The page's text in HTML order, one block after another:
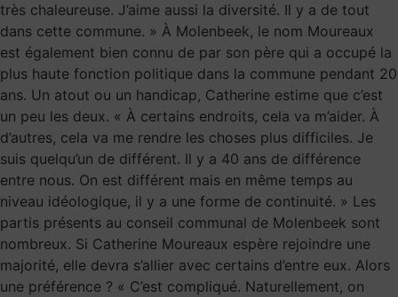
très chaleureuse. J’aime aussi la diversité. Il y a de tout
dans cette commune. » À Molenbeek, le nom Moureaux
est également bien connu de par son père qui a occupé la
plus haute fonction politique dans la commune pendant 20
ans. Un atout ou un handicap, Catherine estime que c’est
un peu les deux. « À certains endroits, cela va m’aider. À
d’autres, cela va me rendre les choses plus difficiles. Je
suis quelqu’un de différent. Il y a 40 ans de différence
entre nous. On est différent mais en même temps au
niveau idéologique, il y a une forme de continuité. » Les
partis présents au conseil communal de Molenbeek sont
nombreux. Si Catherine Moureaux espère rejoindre une
majorité, elle devra s’allier avec certains d’entre eux. Alors
une préférence ? « C’est compliqué. Naturellement, on